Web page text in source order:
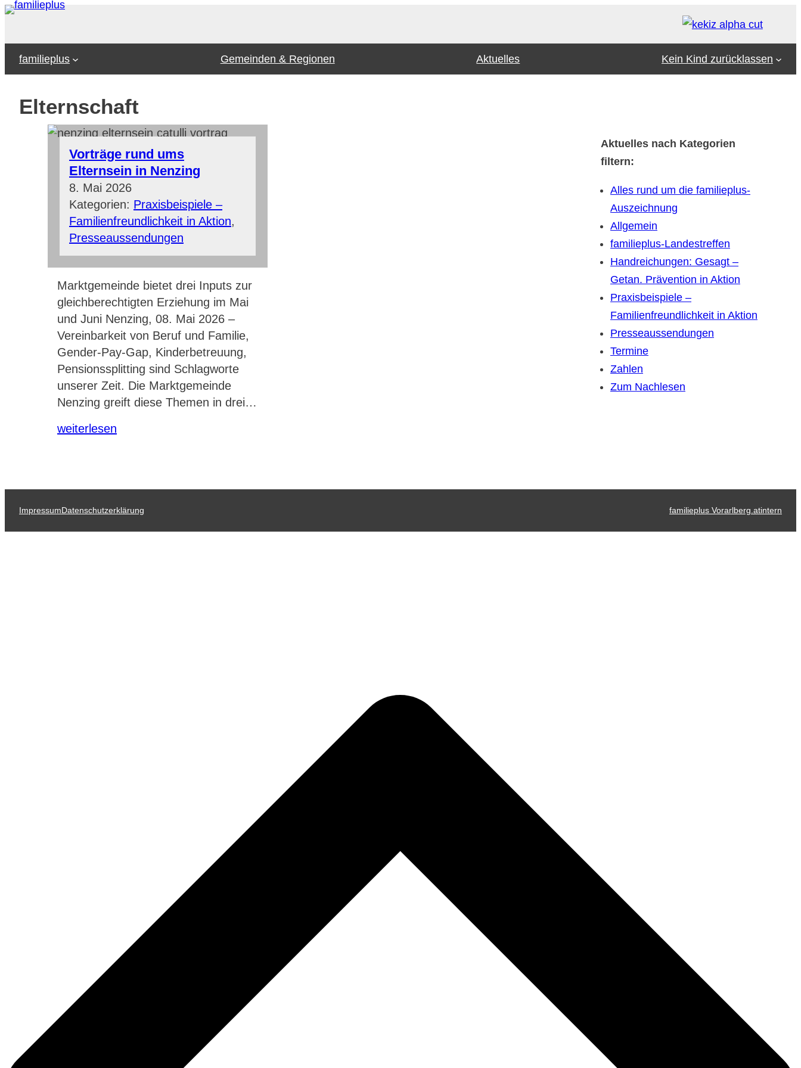
Zum
familieplus
Gemeinden & Regionen Aktuelles Kein Kind zurücklassen
Elternschaft
Vorträge rund ums
Elternsein in Nenzing
8. Mai 2026
Kategorien: Praxisbeispiele –
Familienfreundlichkeit in Aktion
Presseaussendungen
Marktgemeinde bietet drei Inputs zur
gleichberechtigten Erziehung im Mai
und Juni Nenzing, 08. Mai 2026 –
Vereinbarkeit von Beruf und Familie,
Gender-Pay-Gap, Kinderbetreuung,
Pensionssplitting sind Schlagworte
unserer Zeit. Die Marktgemeinde
Nenzing greift diese Themen in drei…
weiterlesen
Aktuelles nach Kategorien
filtern:
Alles rund um die familieplus-
Auszeichnung
Allgemein
familieplus-Landestreffen
Handreichungen: Gesagt –
Getan. Prävention in Aktion
Praxisbeispiele –
Familienfreundlichkeit in Aktion
Presseaussendungen
Termine
Zahlen
Zum Nachlesen
ImpressumDatenschutzerklärung familieplus Vorarlberg.atintern